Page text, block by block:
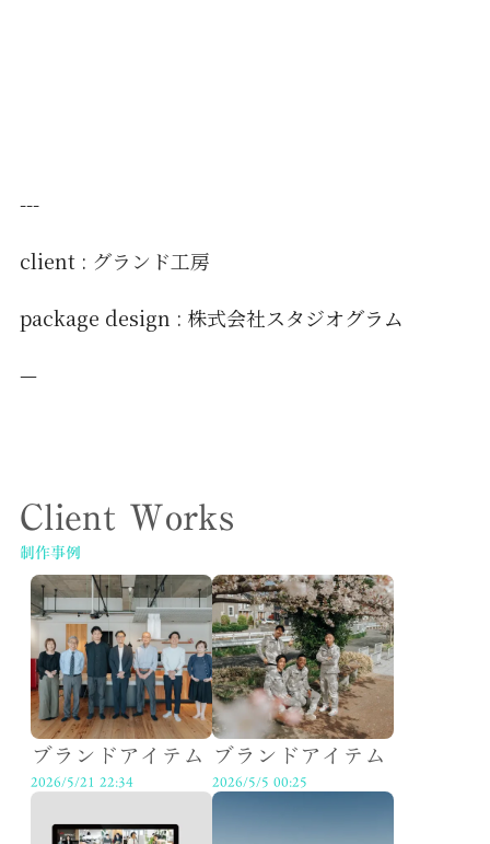
---
client : グランド工房
package design : 株式会社スタジオグラム
—
Client Works
制作事例
ブランドアイテム
2026/5/21 22:34
ブランドアイテム
2026/5/5 00:25